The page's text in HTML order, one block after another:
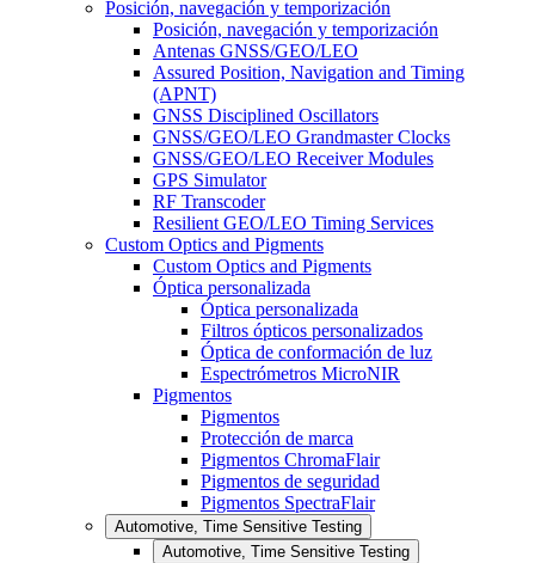
Posición, navegación y temporización
Posición, navegación y temporización
Antenas GNSS/GEO/LEO
Assured Position, Navigation and Timing
(APNT)
GNSS Disciplined Oscillators
GNSS/GEO/LEO Grandmaster Clocks
GNSS/GEO/LEO Receiver Modules
GPS Simulator
RF Transcoder
Resilient GEO/LEO Timing Services
Custom Optics and Pigments
Custom Optics and Pigments
Óptica personalizada
Óptica personalizada
Filtros ópticos personalizados
Óptica de conformación de luz
Espectrómetros MicroNIR
Pigmentos
Pigmentos
Protección de marca
Pigmentos ChromaFlair
Pigmentos de seguridad
Pigmentos SpectraFlair
Automotive, Time Sensitive Testing
Automotive, Time Sensitive Testing